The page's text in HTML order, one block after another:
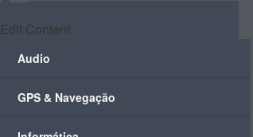
Edit Content
Audio
GPS & Navegação